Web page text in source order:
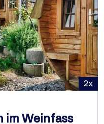
2x
im Weinfass